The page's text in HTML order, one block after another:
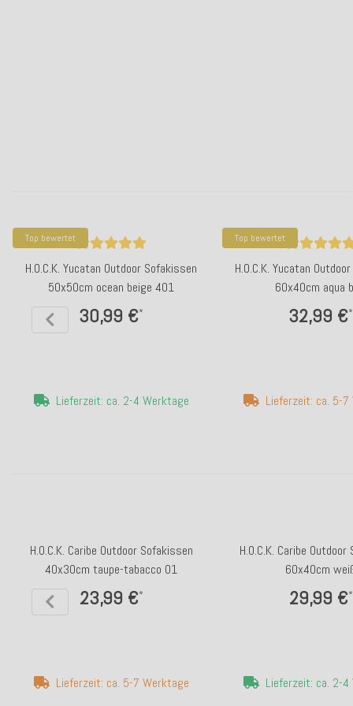
Top bewertet
H.O.C.K. Yucatan Outdoor Sofakissen
50x50cm ocean beige 401
30,99 €*
Lieferzeit: ca. 2-4 Werktage
Top bewertet
H.O.C.K. Yucatan
60x40cm aqua
32,99 €*
Lieferzeit: ca. 5-7
H.O.C.K. Caribe Outdoor Sofakissen
40x30cm taupe-tabacco 01
23,99 €*
Lieferzeit: ca. 5-7 Werktage
H.O.C.K. Caribe
60x40cm
29,99 €*
Lieferzeit: ca. 2-4